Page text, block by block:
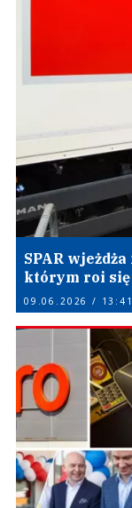
SPAR
którym roi się
09.06.2026 / 13:41